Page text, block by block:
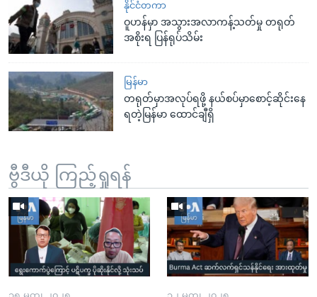
နိုင်ငံတကာ
ဝူဟန်မှာ အသွားအလာကန့်သတ်မှု တရုတ်
အစိုးရ ပြန်ရုပ်သိမ်း
မြန်မာ
တရုတ်မှာအလုပ်ရဖို့ နယ်စပ်မှာစောင့်ဆိုင်းနေ
ရတဲ့မြန်မာ ထောင်ချီရှိ
ဗွီဒီယို ကြည့်ရှုရန်